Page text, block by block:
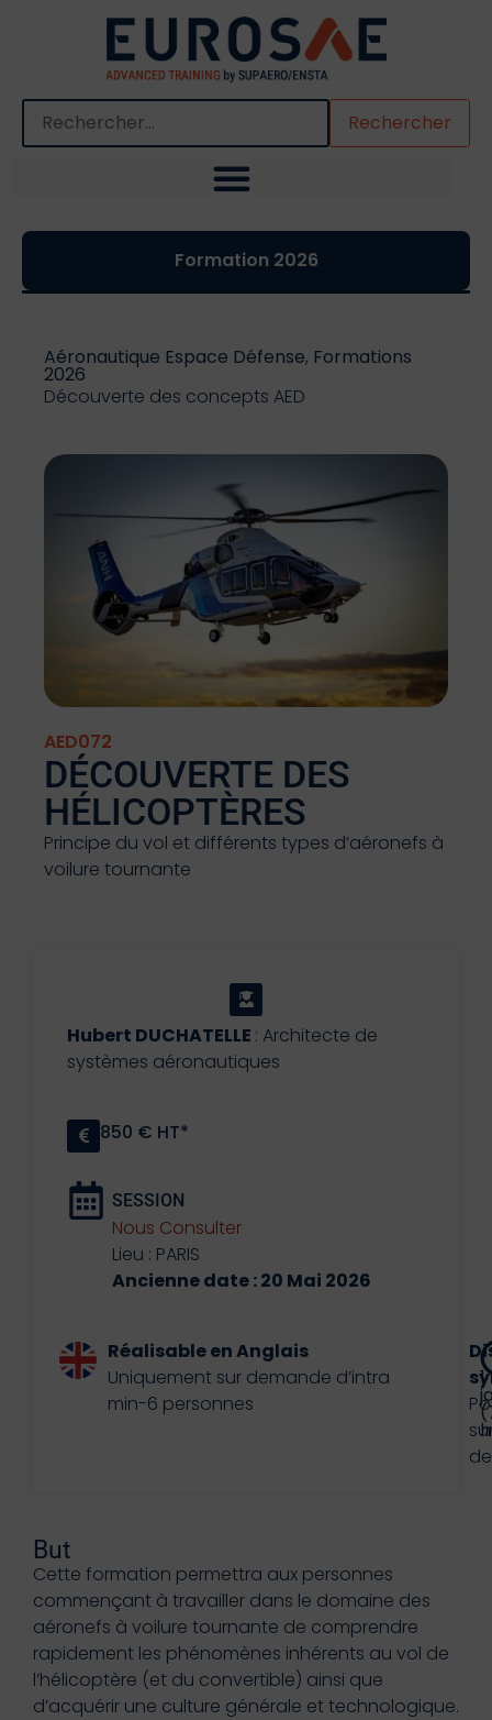
Quand les résultats de l'auto-complétion sont
Formation 2026
Aéronautique Espace Défense, Formations
2026
Découverte des concepts AED
AED072
DÉCOUVERTE DES
HÉLICOPTÈRES
Principe du vol et différents types d’aéronefs à
voilure tournante
Hubert DUCHATELLE : Architecte de
systèmes aéronautiques
850 € HT*
SESSION
Nous Consulter
Lieu : PARIS
Ancienne date : 20 Mai 2026
Réalisable en Anglais
Uniquement sur demande d’intra
min-6 personnes
1
But
Cette formation permettra aux personnes
commençant à travailler dans le domaine des
aéronefs à voilure tournante de comprendre
rapidement les phénomènes inhérents au vol de
l’hélicoptère (et du convertible) ainsi que
d’acquérir une culture générale et technologique.